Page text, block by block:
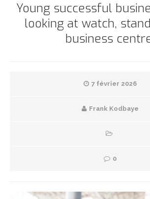
Young successful
looking at watch,
business
7 février 2026
Frank Kodbaye
0